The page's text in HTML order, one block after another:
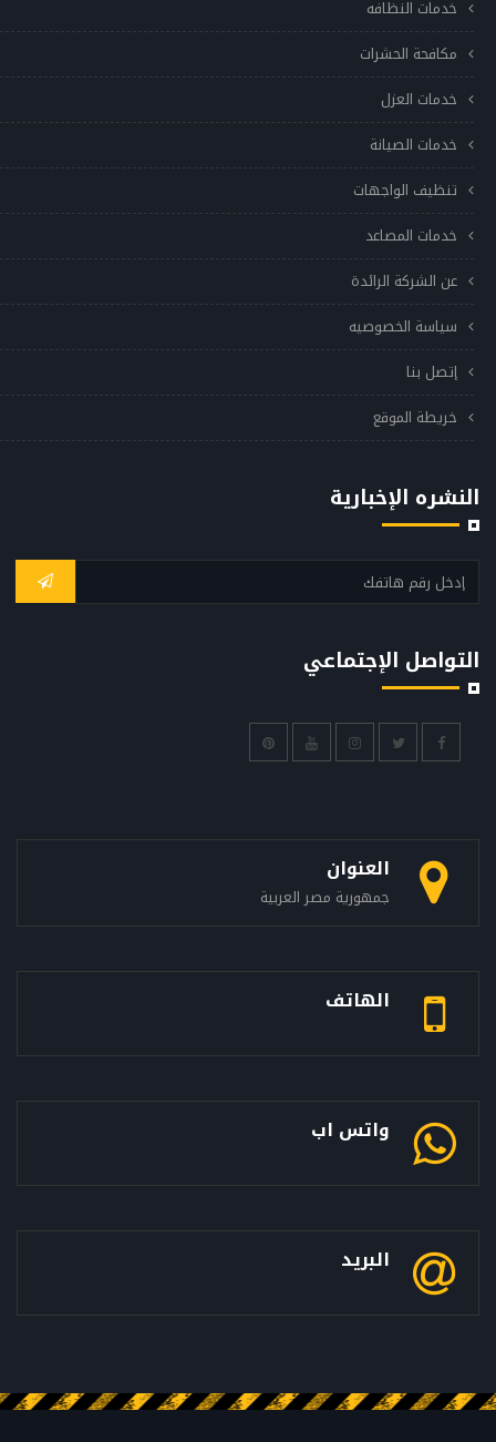
خدمات النظافه
مكافحة الحشرات
خدمات العزل
خدمات الصيانة
تنظيف الواجهات
خدمات المصاعد
عن الشركة الرائدة
سياسة الخصوصيه
إتصل بنا
خريطة الموقع
النشره الإخبارية
التواصل الإجتماعي
العنوان
جمهورية مصر العربية
الهاتف
واتس اب
البريد